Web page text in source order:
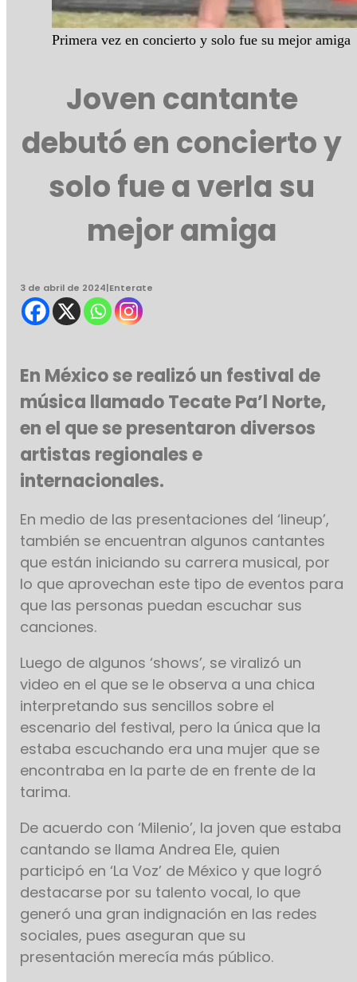
Primera vez en concierto y solo fue su mejor amiga
Joven cantante
debutó en concierto y
solo fue a verla su
mejor amiga
3 de abril de 2024|Enterate
En México se realizó un festival de
música llamado Tecate Pa’l Norte,
en el que se presentaron diversos
artistas regionales e
internacionales.
En medio de las presentaciones del ‘lineup’,
también se encuentran algunos cantantes
que están iniciando su carrera musical, por
lo que aprovechan este tipo de eventos para
que las personas puedan escuchar sus
canciones.
Luego de algunos ‘shows’, se viralizó un
video en el que se le observa a una chica
interpretando sus sencillos sobre el
escenario del festival, pero la única que la
estaba escuchando era una mujer que se
encontraba en la parte de en frente de la
tarima.
De acuerdo con ‘Milenio’, la joven que estaba
cantando se llama Andrea Ele, quien
participó en ‘La Voz’ de México y que logró
destacarse por su talento vocal, lo que
generó una gran indignación en las redes
sociales, pues aseguran que su
presentación merecía más público.